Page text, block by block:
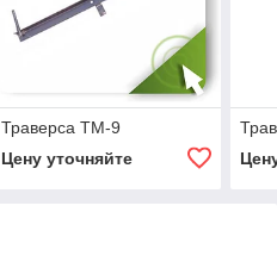
Траверса ТМ-9
Цену уточняйте